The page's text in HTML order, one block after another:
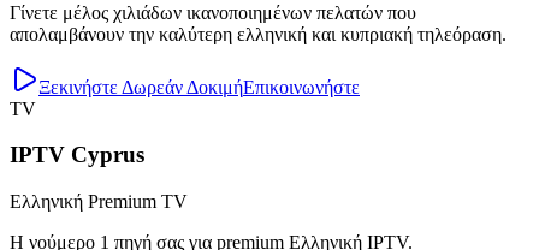
Γίνετε μέλος χιλιάδων ικανοποιημένων πελατών που
απολαμβάνουν την καλύτερη ελληνική και κυπριακή τηλεόραση.
Ξεκινήστε Δωρεάν ΔοκιμήΕπικοινωνήστε
TV
IPTV Cyprus
Ελληνική Premium TV
Η νούμερο 1 πηγή σας για premium Ελληνική IPTV.